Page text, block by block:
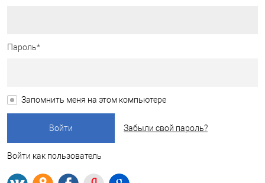
Пароль*
Запомнить меня на этом компьютере
Забыли свой пароль?
Войти как пользователь